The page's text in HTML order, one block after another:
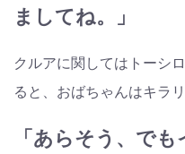
ましてね。」
クルアに関してはトーシ
ると、おばちゃんはキラ
「あらそう、で